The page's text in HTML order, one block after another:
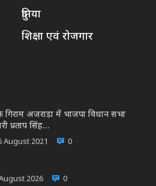
दुनिया
शिक्षा एवं रोजगार
अजराड़ा में भाजपा विधान सभा
प्रताप सिंह…
August 2021 0
2026 0